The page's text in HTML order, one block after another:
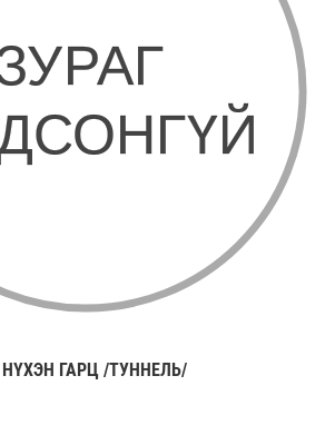
ГАРЦ /ТУННЕЛЬ/